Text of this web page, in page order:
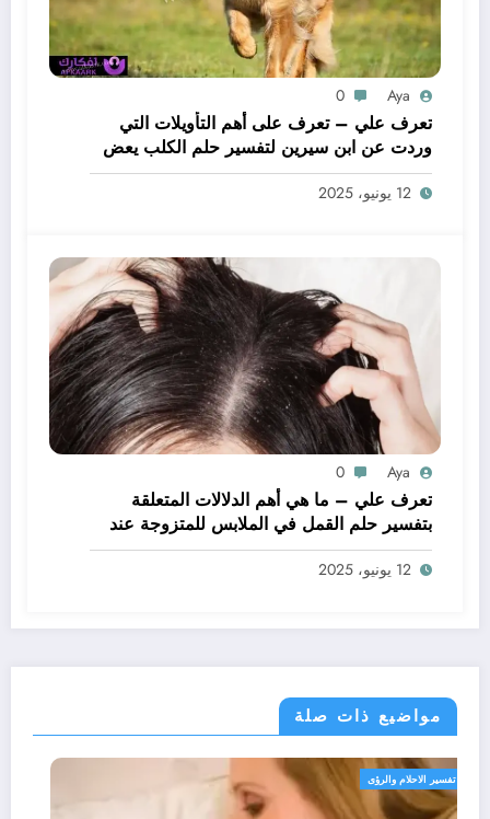
Aya
0
تعرف علي – تعرف على أهم التأويلات التي
وردت عن ابن سيرين لتفسير حلم الكلب يعض
يدي – بالتفصيل
12 يونيو، 2025
Aya
0
تعرف علي – ما هي أهم الدلالات المتعلقة
بتفسير حلم القمل في الملابس للمتزوجة عند
ابن سيرين؟ – بالتفصيل
12 يونيو، 2025
مواضيع ذات صلة
تفسير الاحلام والرؤى